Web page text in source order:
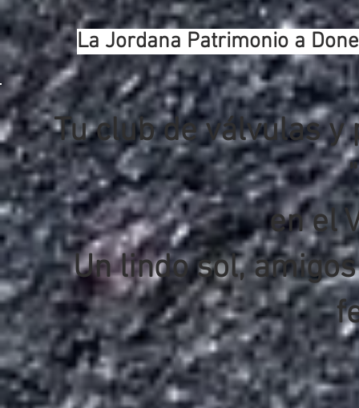
La Jordana Patrimonio a
Tu club de válvulas
en el
Un lindo sol,